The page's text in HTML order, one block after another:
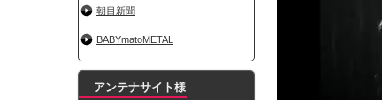
朝目新聞
BABYmatoMETAL
アンテナサイト様